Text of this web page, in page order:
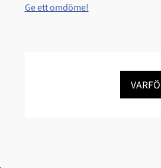
Ge ett omdöme!